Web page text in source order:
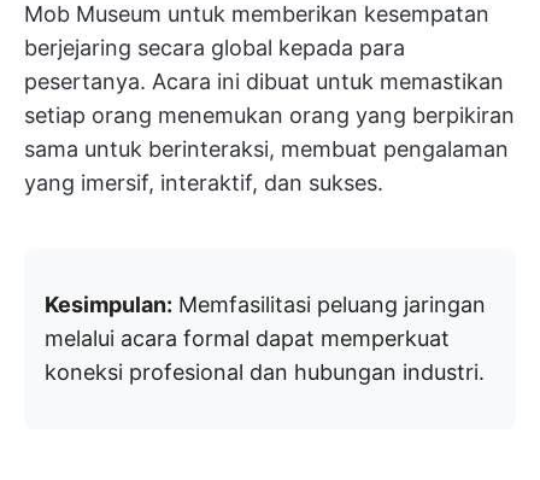
Mob Museum untuk memberikan kesempatan
berjejaring secara global kepada para
pesertanya. Acara ini dibuat untuk memastikan
setiap orang menemukan orang yang berpikiran
sama untuk berinteraksi, membuat pengalaman
yang imersif, interaktif, dan sukses.
Kesimpulan: Memfasilitasi peluang jaringan
melalui acara formal dapat memperkuat
koneksi profesional dan hubungan industri.